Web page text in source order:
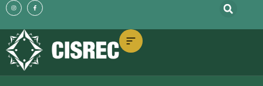
conteúdo
conteúdo
I
n
s
t
g
a
m
F
a
c
e
o
k
-
f